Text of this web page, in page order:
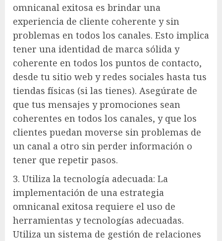
omnicanal exitosa es brindar una
experiencia de cliente coherente y sin
problemas en todos los canales. Esto implica
tener una identidad de marca sólida y
coherente en todos los puntos de contacto,
desde tu sitio web y redes sociales hasta tus
tiendas físicas (si las tienes). Asegúrate de
que tus mensajes y promociones sean
coherentes en todos los canales, y que los
clientes puedan moverse sin problemas de
un canal a otro sin perder información o
tener que repetir pasos.
3. Utiliza la tecnología adecuada: La
implementación de una estrategia
omnicanal exitosa requiere el uso de
herramientas y tecnologías adecuadas.
Utiliza un sistema de gestión de relaciones